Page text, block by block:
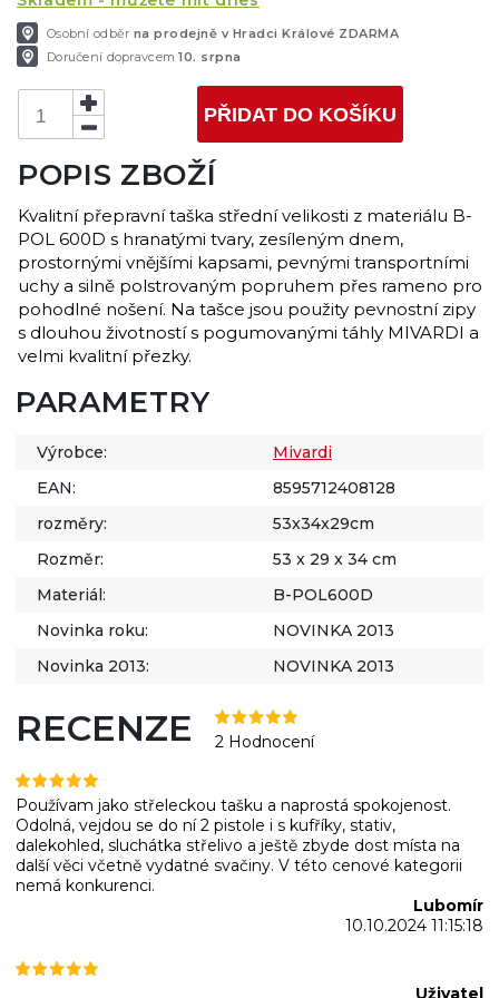
Osobní odběr na prodejně v Hradci Králové ZDARMA
Doručení dopravcem10. srpna
PŘIDAT DO KOŠÍKU
POPIS ZBOŽÍ
Kvalitní přepravní taška střední velikosti z materiálu B-
POL 600D s hranatými tvary, zesíleným dnem,
prostornými vnějšími kapsami, pevnými transportními
uchy a silně polstrovaným popruhem přes rameno pro
pohodlné nošení. Na tašce jsou použity pevnostní zipy
s dlouhou životností s pogumovanými táhly MIVARDI a
velmi kvalitní přezky.
PARAMETRY
Výrobce:
Mivardi
EAN:
8595712408128
rozměry:
53x34x29cm
Rozměr:
53 x 29 x 34 cm
Materiál:
B-POL600D
Novinka roku:
NOVINKA 2013
Novinka 2013:
NOVINKA 2013
RECENZE 2 Hodnocení
Používam jako střeleckou tašku a naprostá spokojenost.
Odolná, vejdou se do ní 2 pistole i s kufříky, stativ,
dalekohled, sluchátka střelivo a ještě zbyde dost místa na
další věci včetně vydatné svačiny. V této cenové kategorii
nemá konkurenci.
Lubomír
10.10.2024 11:15:18
Uživatel